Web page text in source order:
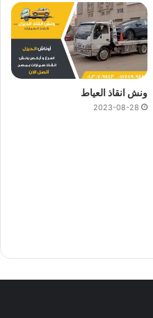
ونش انقاذ العياط
2023-08-28